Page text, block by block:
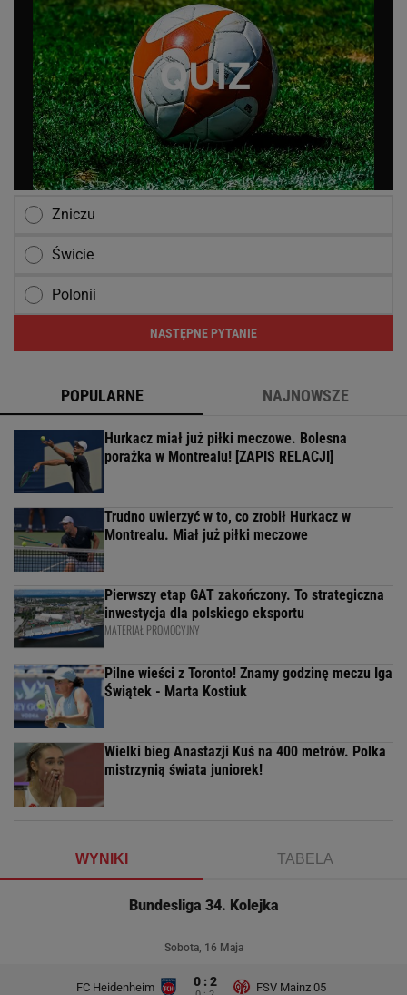
Zniczu
Świcie
Polonii
NASTĘPNE PYTANIE
POPULARNE NAJNOWSZE
Hurkacz miał już piłki meczowe. Bolesna
porażka w Montrealu! [ZAPIS RELACJI]
Trudno uwierzyć w to, co zrobił Hurkacz w
Montrealu. Miał już piłki meczowe
Pierwszy etap GAT zakończony. To strategiczna
inwestycja dla polskiego eksportu
MATERIAŁ PROMOCYJNY
Pilne wieści z Toronto! Znamy godzinę meczu Iga
Świątek - Marta Kostiuk
Wielki bieg Anastazji Kuś na 400 metrów. Polka
mistrzynią świata juniorek!
WYNIKI TABELA
Bundesliga 34. Kolejka
Sobota, 16 Maja
FC Heidenheim 0 : 2 FSV Mainz 05